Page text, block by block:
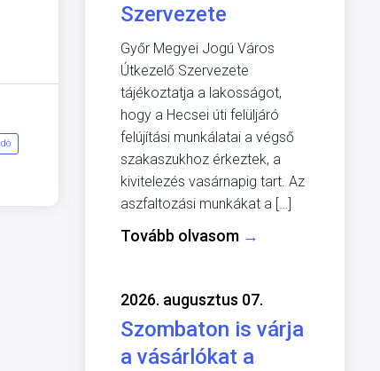
Szervezete
Győr Megyei Jogú Város
Útkezelő Szervezete
tájékoztatja a lakosságot,
hogy a Hecsei úti felüljáró
felújítási munkálatai a végső
szakaszukhoz érkeztek, a
kivitelezés vasárnapig tart. Az
aszfaltozási munkákat a […]
Tovább olvasom →
2026. augusztus 07.
Szombaton is várja
a vásárlókat a